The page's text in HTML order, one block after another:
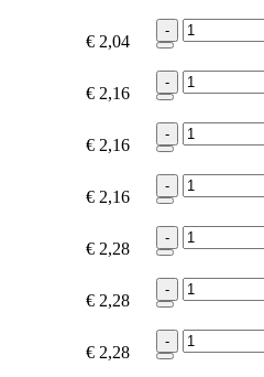
€ 2,04
-
€ 2,16
-
€ 2,16
-
€ 2,16
-
€ 2,28
-
€ 2,28
-
€ 2,28
-